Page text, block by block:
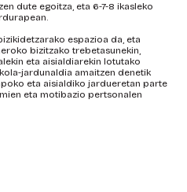
dute egoitza, eta 6-7-8 ikasleko
espazioa da, eta
bizitzako trebetasunekin,
eta aisialdiarekin lotutako
jardunaldia amaitzen denetik
eta aisialdiko jardueretan parte
eta motibazio pertsonalen